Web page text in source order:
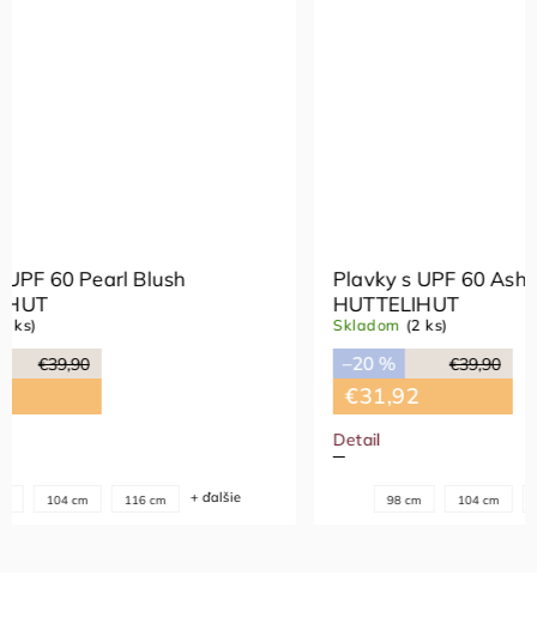
Plavky s UPF 60 Ash Rose
HUTTELIHUT
–20 %
98 cm 104 cm
Plavky s
–20 %